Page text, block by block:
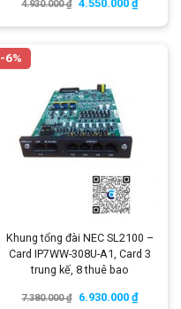
4.930.000₫ 4.550.000 ₫
-6%
Khung tổng đài NEC SL2100 –
Card IP7WW-308U-A1, Card 3
trung kế, 8 thuê bao
7.380.000₫ 6.930.000 ₫